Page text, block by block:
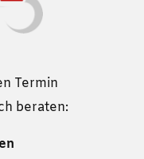
Termin
beraten: